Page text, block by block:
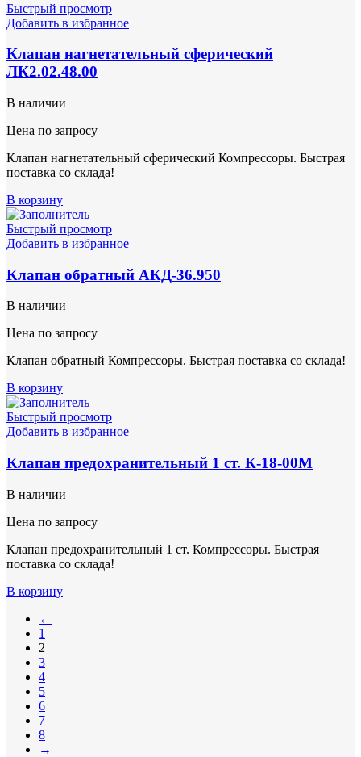
Быстрый просмотр
Добавить в избранное
Клапан нагнетательный сферический
ЛК2.02.48.00
В наличии
Цена по запросу
Клапан нагнетательный сферический Компрессоры. Быстрая
поставка со склада!
В корзину
Быстрый просмотр
Добавить в избранное
Клапан обратный АКД-36.950
В наличии
Цена по запросу
Клапан обратный Компрессоры. Быстрая поставка со склада!
В корзину
Быстрый просмотр
Добавить в избранное
Клапан предохранительный 1 ст. К-18-00М
В наличии
Цена по запросу
Клапан предохранительный 1 ст. Компрессоры. Быстрая
поставка со склада!
В корзину
←
1
2
3
4
5
6
7
8
→